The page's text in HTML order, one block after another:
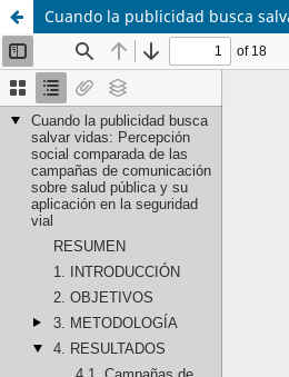
Cuando la publicidad busca